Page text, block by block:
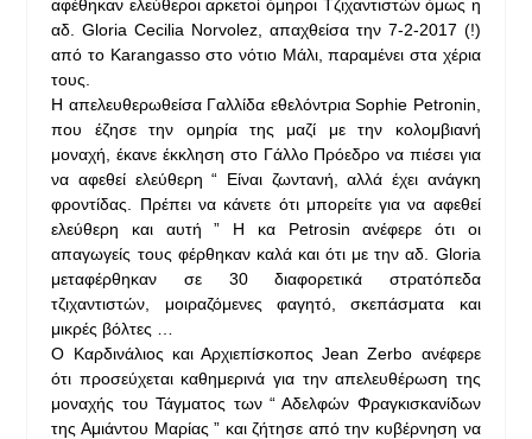
αφέθηκαν ελεύθεροι αρκετοί όμηροι Τζιχαντιστών όμως η
αδ. Gloria Cecilia Norvolez, απαχθείσα την 7-2-2017 (!)
από το Karangasso στο νότιο Μάλι, παραμένει στα χέρια
τους.
Η απελευθερωθείσα Γαλλίδα εθελόντρια Sophie Petronin,
που έζησε την ομηρία της μαζί με την κολομβιανή
μοναχή, έκανε έκκληση στο Γάλλο Πρόεδρο να πιέσει για
να αφεθεί ελεύθερη “ Είναι ζωντανή, αλλά έχει ανάγκη
φροντίδας. Πρέπει να κάνετε ότι μπορείτε για να αφεθεί
ελεύθερη και αυτή ” Η κα Petrosin ανέφερε ότι οι
απαγωγείς τους φέρθηκαν καλά και ότι με την αδ. Gloria
μεταφέρθηκαν σε 30 διαφορετικά στρατόπεδα
τζιχαντιστών, μοιραζόμενες φαγητό, σκεπάσματα και
μικρές βόλτες …
Ο Καρδινάλιος και Αρχιεπίσκοπος Jean Zerbo ανέφερε
ότι προσεύχεται καθημερινά για την απελευθέρωση της
μοναχής του Τάγματος των “ Αδελφών Φραγκισκανίδων
της Αμιάντου Μαρίας ” και ζήτησε από την κυβέρνηση να